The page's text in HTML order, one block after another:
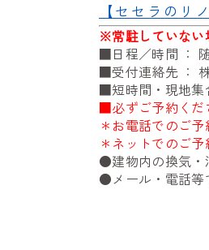
【セセラのリ
※常駐していな
■日程／時間 ：
■受付連絡先 ：
■短時間・現地集
■必ずご予約くだ
＊お電話でのご予
＊ネットでのご予
●建物内の換気・
●メール・電話等